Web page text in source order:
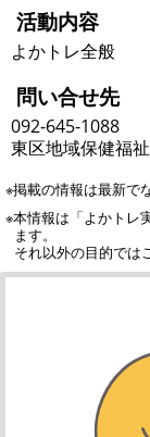
活動内容
よかトレ全般
問い合せ先
092-645-1088
東区地域保健福
※掲載の情報は最新で
※本情報は「よかトレ
ます。
それ以外の目的では